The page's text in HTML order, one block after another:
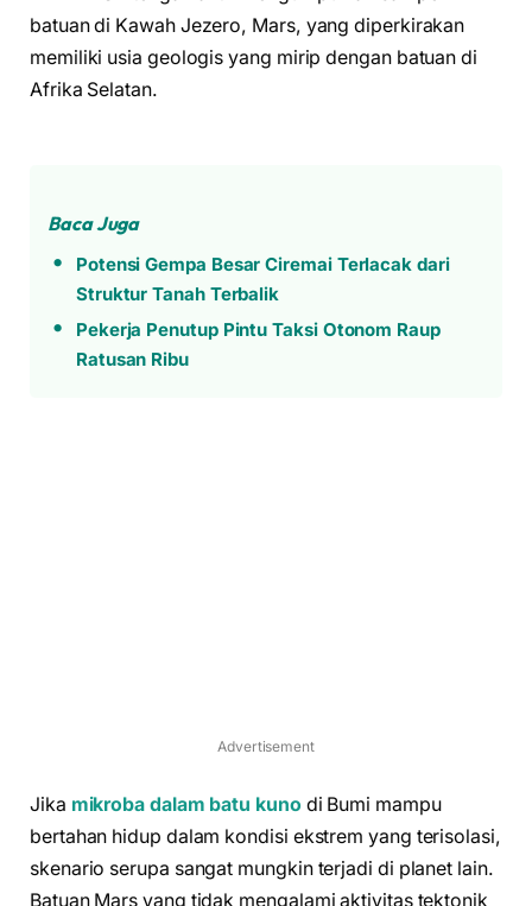
batuan di Kawah Jezero, Mars, yang diperkirakan
memiliki usia geologis yang mirip dengan batuan di
Afrika Selatan.
Baca Juga
Potensi Gempa Besar Ciremai Terlacak dari
Struktur Tanah Terbalik
Pekerja Penutup Pintu Taksi Otonom Raup
Ratusan Ribu
Advertisement
Jika mikroba dalam batu kunodi Bumi mampu
bertahan hidup dalam kondisi ekstrem yang terisolasi,
skenario serupa sangat mungkin terjadi di planet lain.
Batuan Mars yang tidak mengalami aktivitas tektonik